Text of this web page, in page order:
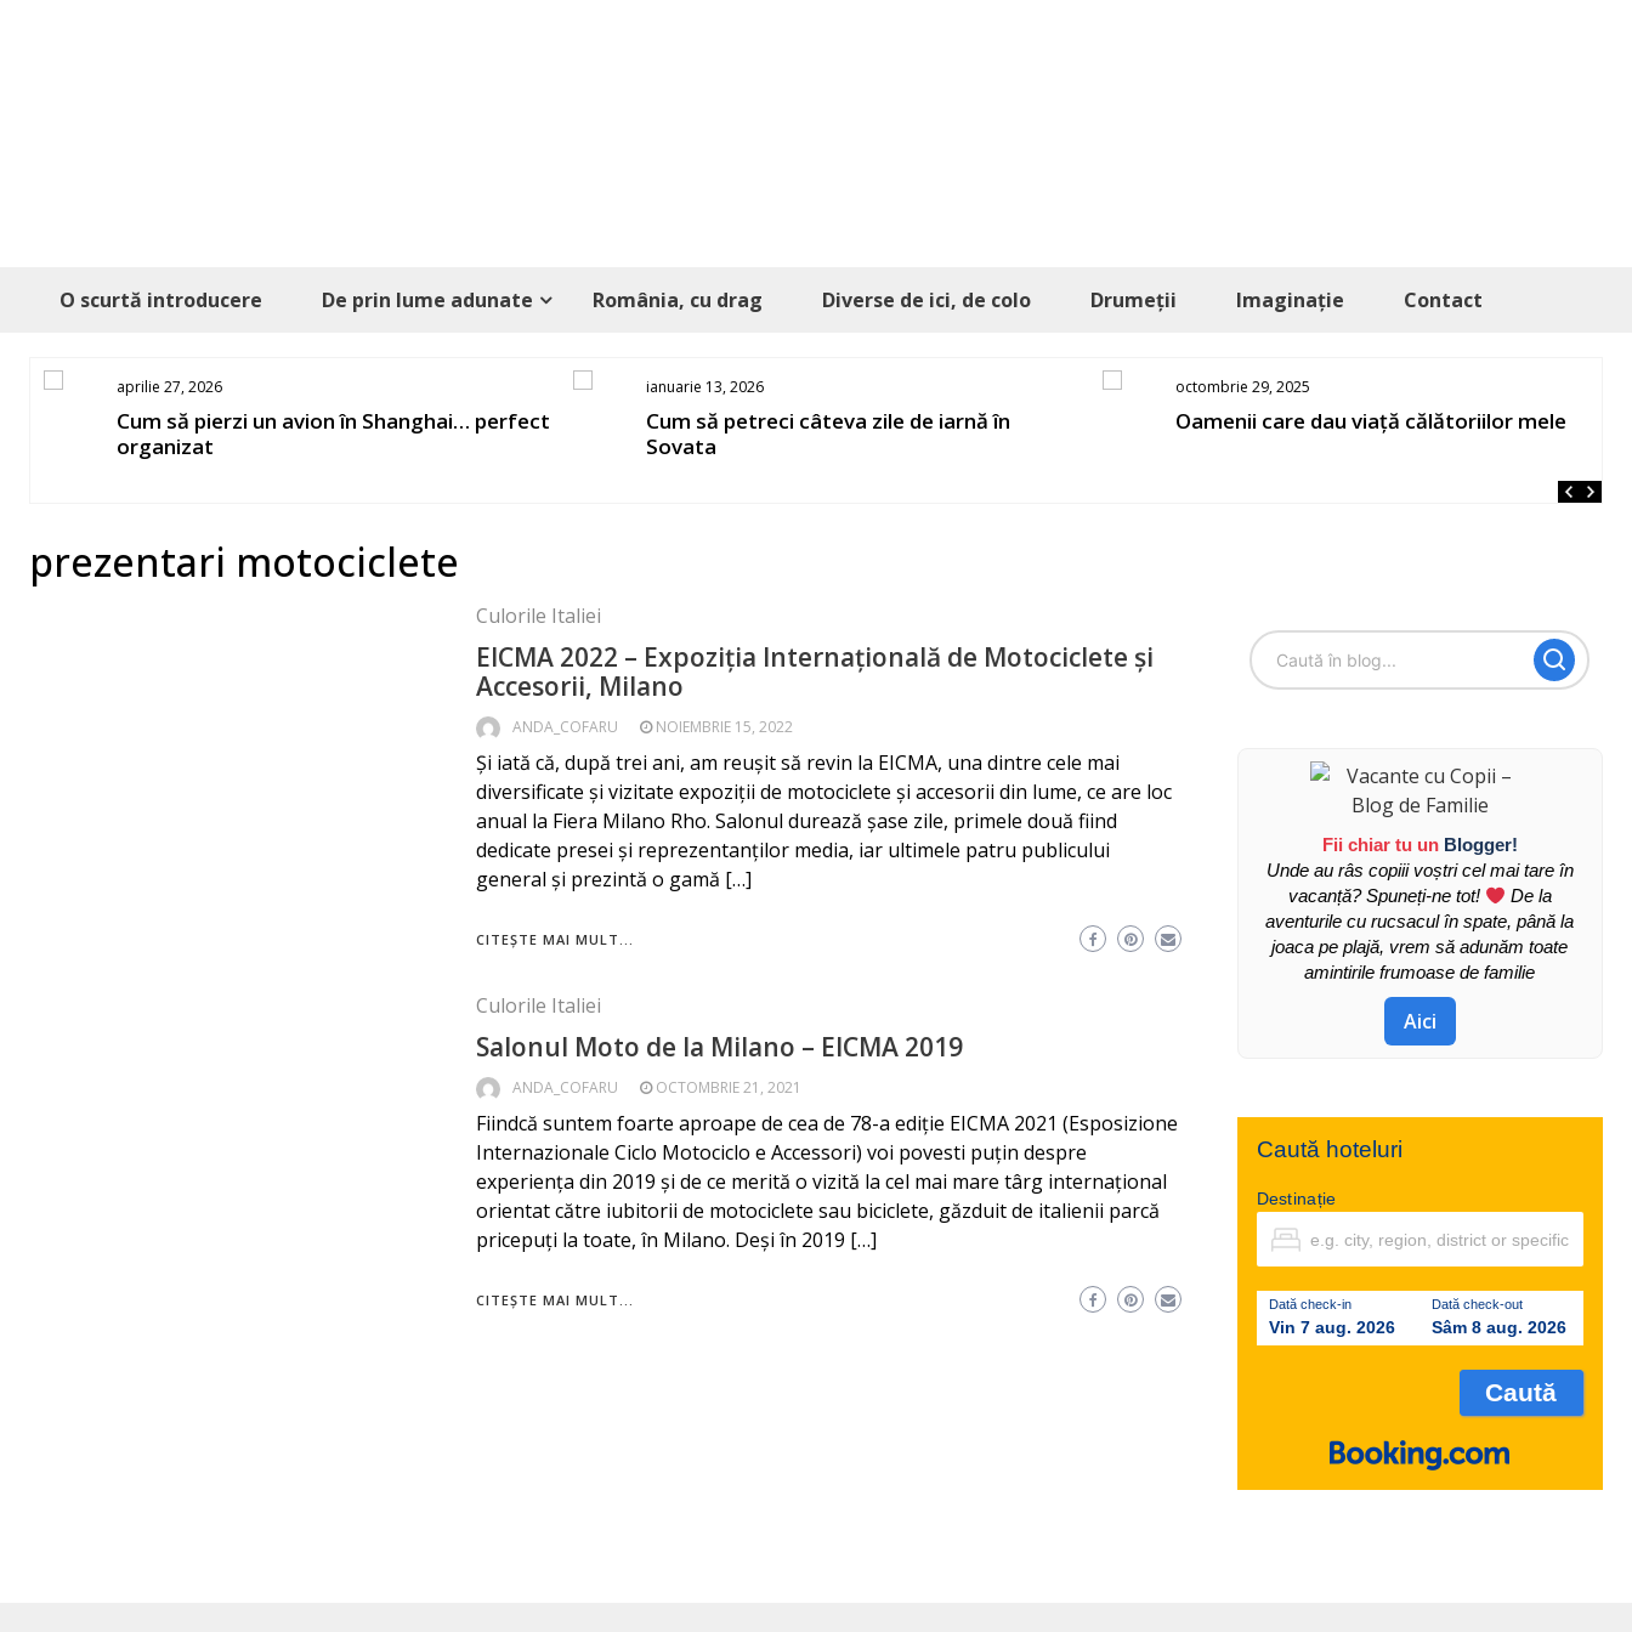
O scurtă introducere De prin lume adunate România, cu drag Diverse de ici, de colo Drumeții Imaginație Contact
aprilie 27, 2026
Cum să pierzi un avion în Shanghai… perfect
organizat
ianuarie 13, 2026
Cum să petreci câteva zile de iarnă în
Sovata
octombrie 29, 2025
Oamenii care dau viață călătoriilor mele
prezentari motociclete
Culorile Italiei
EICMA 2022 – Expoziția Internațională de Motociclete și
Accesorii, Milano
ANDA_COFARU NOIEMBRIE 15, 2022
Și iată că, după trei ani, am reușit să revin la EICMA, una dintre cele mai
diversificate și vizitate expoziții de motociclete și accesorii din lume, ce are loc
anual la Fiera Milano Rho. Salonul durează șase zile, primele două fiind
dedicate presei și reprezentanților media, iar ultimele patru publicului
general și prezintă o gamă […]
CITEȘTE MAI MULT...
Culorile Italiei
Salonul Moto de la Milano – EICMA 2019
ANDA_COFARU OCTOMBRIE 21, 2021
Fiindcă suntem foarte aproape de cea de 78-a ediție EICMA 2021 (Esposizione
Internazionale Ciclo Motociclo e Accessori) voi povesti puțin despre
experiența din 2019 și de ce merită o vizită la cel mai mare târg internațional
orientat către iubitorii de motociclete sau biciclete, găzduit de italienii parcă
pricepuți la toate, în Milano. Deși în 2019 […]
CITEȘTE MAI MULT...
Fii chiar tu un Blogger!
Unde au râs copiii voștri cel mai tare în
vacanță? Spuneți-ne tot!
De la
aventurile cu rucsacul în spate, până la
joaca pe plajă, vrem să adunăm toate
amintirile frumoase de familie
Aici
Caută hoteluri
Destinație
Dată check-in
Vin 7 aug. 2026
Dată check-out
Sâm 8 aug. 2026